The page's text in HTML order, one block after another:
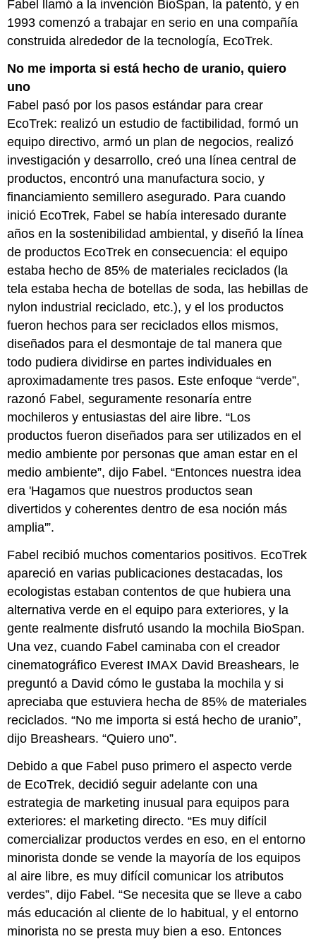
Fabel llamó a la invención BioSpan, la patentó, y en
1993 comenzó a trabajar en serio en una compañía
construida alrededor de la tecnología, EcoTrek.
No me importa si está hecho de uranio, quiero
uno
Fabel pasó por los pasos estándar para crear
EcoTrek: realizó un estudio de factibilidad, formó un
equipo directivo, armó un plan de negocios, realizó
investigación y desarrollo, creó una línea central de
productos, encontró una manufactura socio, y
financiamiento semillero asegurado. Para cuando
inició EcoTrek, Fabel se había interesado durante
años en la sostenibilidad ambiental, y diseñó la línea
de productos EcoTrek en consecuencia: el equipo
estaba hecho de 85% de materiales reciclados (la
tela estaba hecha de botellas de soda, las hebillas de
nylon industrial reciclado, etc.), y el los productos
fueron hechos para ser reciclados ellos mismos,
diseñados para el desmontaje de tal manera que
todo pudiera dividirse en partes individuales en
aproximadamente tres pasos. Este enfoque “verde”,
razonó Fabel, seguramente resonaría entre
mochileros y entusiastas del aire libre. “Los
productos fueron diseñados para ser utilizados en el
medio ambiente por personas que aman estar en el
medio ambiente”, dijo Fabel. “Entonces nuestra idea
era 'Hagamos que nuestros productos sean
divertidos y coherentes dentro de esa noción más
amplia'”.
Fabel recibió muchos comentarios positivos. EcoTrek
apareció en varias publicaciones destacadas, los
ecologistas estaban contentos de que hubiera una
alternativa verde en el equipo para exteriores, y la
gente realmente disfrutó usando la mochila BioSpan.
Una vez, cuando Fabel caminaba con el creador
cinematográfico Everest IMAX David Breashears, le
preguntó a David cómo le gustaba la mochila y si
apreciaba que estuviera hecha de 85% de materiales
reciclados. “No me importa si está hecho de uranio”,
dijo Breashears. “Quiero uno”.
Debido a que Fabel puso primero el aspecto verde
de EcoTrek, decidió seguir adelante con una
estrategia de marketing inusual para equipos para
exteriores: el marketing directo. “Es muy difícil
comercializar productos verdes en eso, en el entorno
minorista donde se vende la mayoría de los equipos
al aire libre, es muy difícil comunicar los atributos
verdes”, dijo Fabel. “Se necesita que se lleve a cabo
más educación al cliente de lo habitual, y el entorno
minorista no se presta muy bien a eso. Entonces